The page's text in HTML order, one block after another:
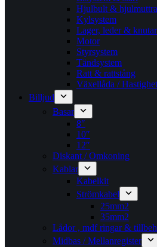
Hjulbult &
Kylsystem
Lager, leder & knutar
Motor
Styrsystem
Tändsystem
Ratt & rattstång
Växellåda / Hastighet
Billjud
Basar
8″
10″
12″
Diskant / Omkoning​
Kablar
Kabelkit
Strömkabel
25mm2
35mm2
Lådor , mdf ringar &
Midbas / Mellanregister